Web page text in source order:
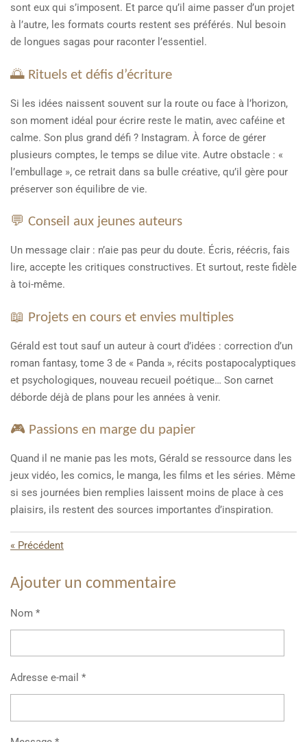
sont eux qui s’imposent. Et parce qu’il aime passer d’un projet
à l’autre, les formats courts restent ses préférés. Nul besoin
de longues sagas pour raconter l’essentiel.
🌅 Rituels et défis d’écriture
Si les idées naissent souvent sur la route ou face à l’horizon,
son moment idéal pour écrire reste le matin, avec caféine et
calme. Son plus grand défi ? Instagram. À force de gérer
plusieurs comptes, le temps se dilue vite. Autre obstacle : «
l’embullage », ce retrait dans sa bulle créative, qu’il gère pour
préserver son équilibre de vie.
💬 Conseil aux jeunes auteurs
Un message clair : n’aie pas peur du doute. Écris, réécris, fais
lire, accepte les critiques constructives. Et surtout, reste fidèle
à toi-même.
📖 Projets en cours et envies multiples
Gérald est tout sauf un auteur à court d’idées : correction d’un
roman fantasy, tome 3 de « Panda », récits postapocalyptiques
et psychologiques, nouveau recueil poétique… Son carnet
déborde déjà de plans pour les années à venir.
🎮 Passions en marge du papier
Quand il ne manie pas les mots, Gérald se ressource dans les
jeux vidéo, les comics, le manga, les films et les séries. Même
si ses journées bien remplies laissent moins de place à ces
plaisirs, ils restent des sources importantes d’inspiration.
« Précédent
Ajouter un commentaire
Nom *
Adresse e-mail *